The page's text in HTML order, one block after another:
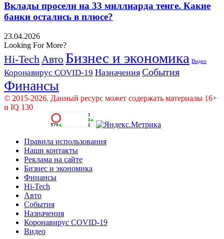
Вклады просели на 33 миллиарда тенге. Какие
банки остались в плюсе?
23.04.2026
Looking For More?
Hi-Tech Авто Бизнес и экономика Видео
Коронавирус COVID-19 Назначения События
Финансы
© 2015-2026. Данный ресурс может содержать материалы 16+
и IQ 130
Правила использования
Наши контакты
Реклама на сайте
Бизнес и экономика
Финансы
Hi-Tech
Авто
События
Назначения
Коронавирус COVID-19
Видео